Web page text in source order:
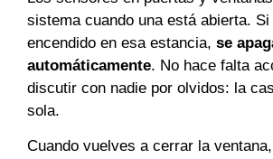
sistema cuando una está abierta.
encendido en esa estancia, se
automáticamente. No hace falta
discutir con nadie por olvidos: la
sola.
Cuando vuelves a cerrar la